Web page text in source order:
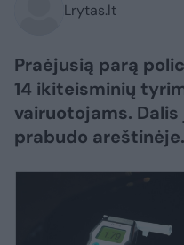
Lrytas.lt
Praėjusią parą
14 ikiteisminių
vairuotojams.
prabudo areštinėje.